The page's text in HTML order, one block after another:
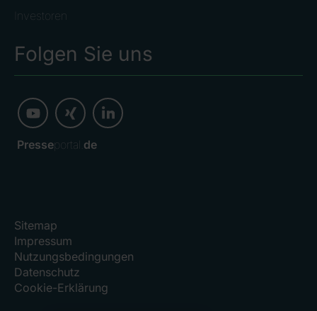
Investoren
Folgen Sie uns
Presseportal. de
Sitemap
Impressum
Nutzungsbedingungen
Datenschutz
Cookie-Erklärung